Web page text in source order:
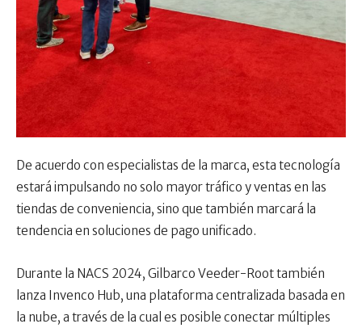
De acuerdo con especialistas de la marca, esta tecnología
estará impulsando no solo mayor tráfico y ventas en las
tiendas de conveniencia, sino que también marcará la
tendencia en soluciones de pago unificado.
Durante la NACS 2024, Gilbarco Veeder-Root también
lanza Invenco Hub, una plataforma centralizada basada en
la nube, a través de la cual es posible conectar múltiples